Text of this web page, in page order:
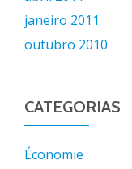
janeiro 2011
outubro 2010
CATEGORIAS
Économie